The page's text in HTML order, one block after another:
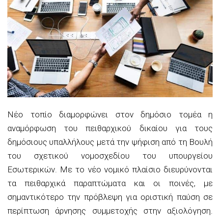
Νέο τοπίο διαμορφώνει στον δημόσιο τομέα η
αναμόρφωση του πειθαρχικού δικαίου για τους
δημόσιους υπαλλήλους μετά την ψήφιση από τη Βουλή
του σχετικού νομοσχεδίου του υπουργείου
Εσωτερικών. Με το νέο νομικό πλαίσιο διευρύνονται
τα πειθαρχικά παραπτώματα και οι ποινές, με
σημαντικότερο την πρόβλεψη για οριστική παύση σε
περίπτωση άρνησης συμμετοχής στην αξιολόγηση.